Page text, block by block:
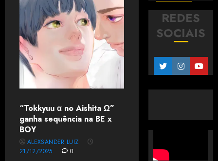
“Tokkyuu α no Aishita Ω”
ganha sequência na BE x
BOY
ALEXSANDER LUIZ
21/12/2025
0
REDES
SOCIAIS